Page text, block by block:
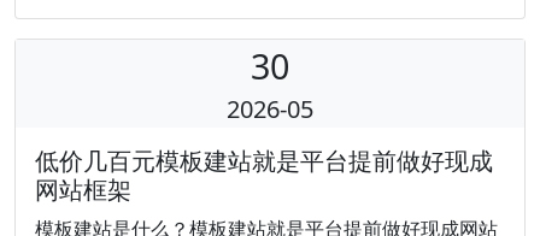
30
2026-05
低价几百元模板建站就是平台提前做好现成
网站框架
模板建站是什么？模板建站就是平台提前做好现成网站